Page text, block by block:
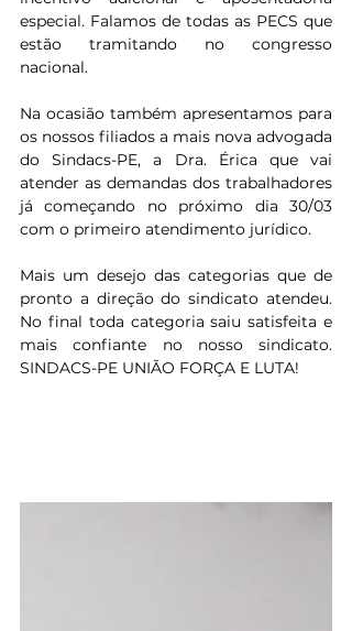
especial. Falamos de todas as PECS que
estão tramitando no congresso
nacional.
Na ocasião também apresentamos para
os nossos filiados a mais nova advogada
do Sindacs-PE, a Dra. Érica que vai
atender as demandas dos trabalhadores
já começando no próximo dia 30/03
com o primeiro atendimento jurídico.
Mais um desejo das categorias que de
pronto a direção do sindicato atendeu.
No final toda categoria saiu satisfeita e
mais confiante no nosso sindicato.
SINDACS-PE UNIÃO FORÇA E LUTA!